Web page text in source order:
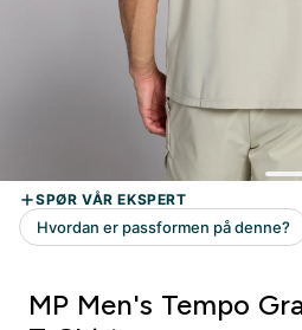
MP Men's Tempo